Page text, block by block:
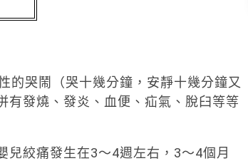
的哭鬧（哭十幾分鐘，安靜十幾分鐘又
有發燒、發炎、血便、疝氣、脫臼等等
兒絞痛發生在3～4週左右，3～4個月